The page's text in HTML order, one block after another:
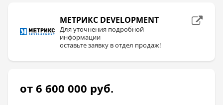
МЕТРИКС DEVELOPMENT
Для уточнения подробной
информации
оставьте заявку в отдел продаж!
от 6 600 000 руб.